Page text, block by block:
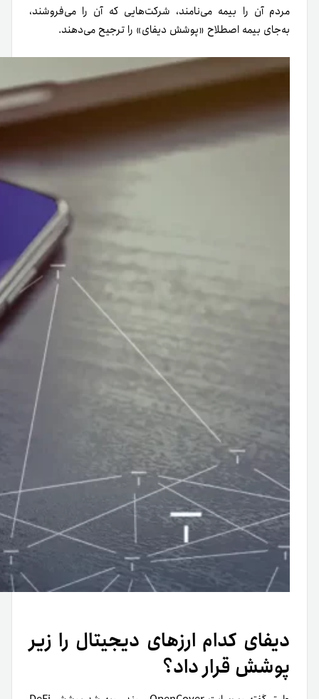
مردم آن را بیمه می‌نامند، شرکت‌هایی که آن را می‌فروشند،
به‌جای بیمه اصطلاح «پوشش دیفای» را ترجیح می‌دهند.
دیفای کدام ارزهای دیجیتال را زیر
پوشش قرار داد؟